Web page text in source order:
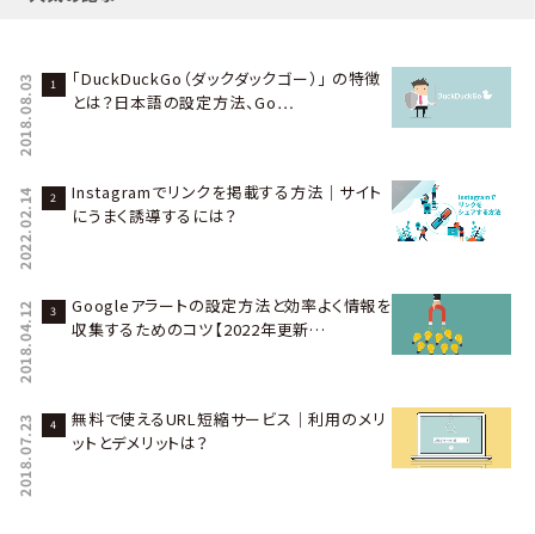
2018.08.03
「DuckDuckGo（ダックダックゴー）」 の特徴
とは？日本語の設定方法、Go…
2022.02.14
Instagramでリンクを掲載する方法｜サイト
にうまく誘導するには？
2018.04.12
Googleアラートの設定方法と効率よく情報を
収集するためのコツ【2022年更新…
2018.07.23
無料で使えるURL短縮サービス｜利用のメリ
ットとデメリットは？